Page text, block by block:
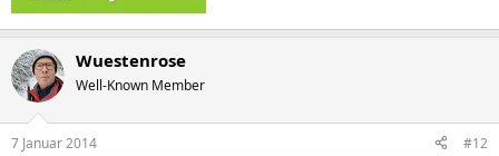
Wuestenrose
Well-Known Member
7 Januar 2014 #12